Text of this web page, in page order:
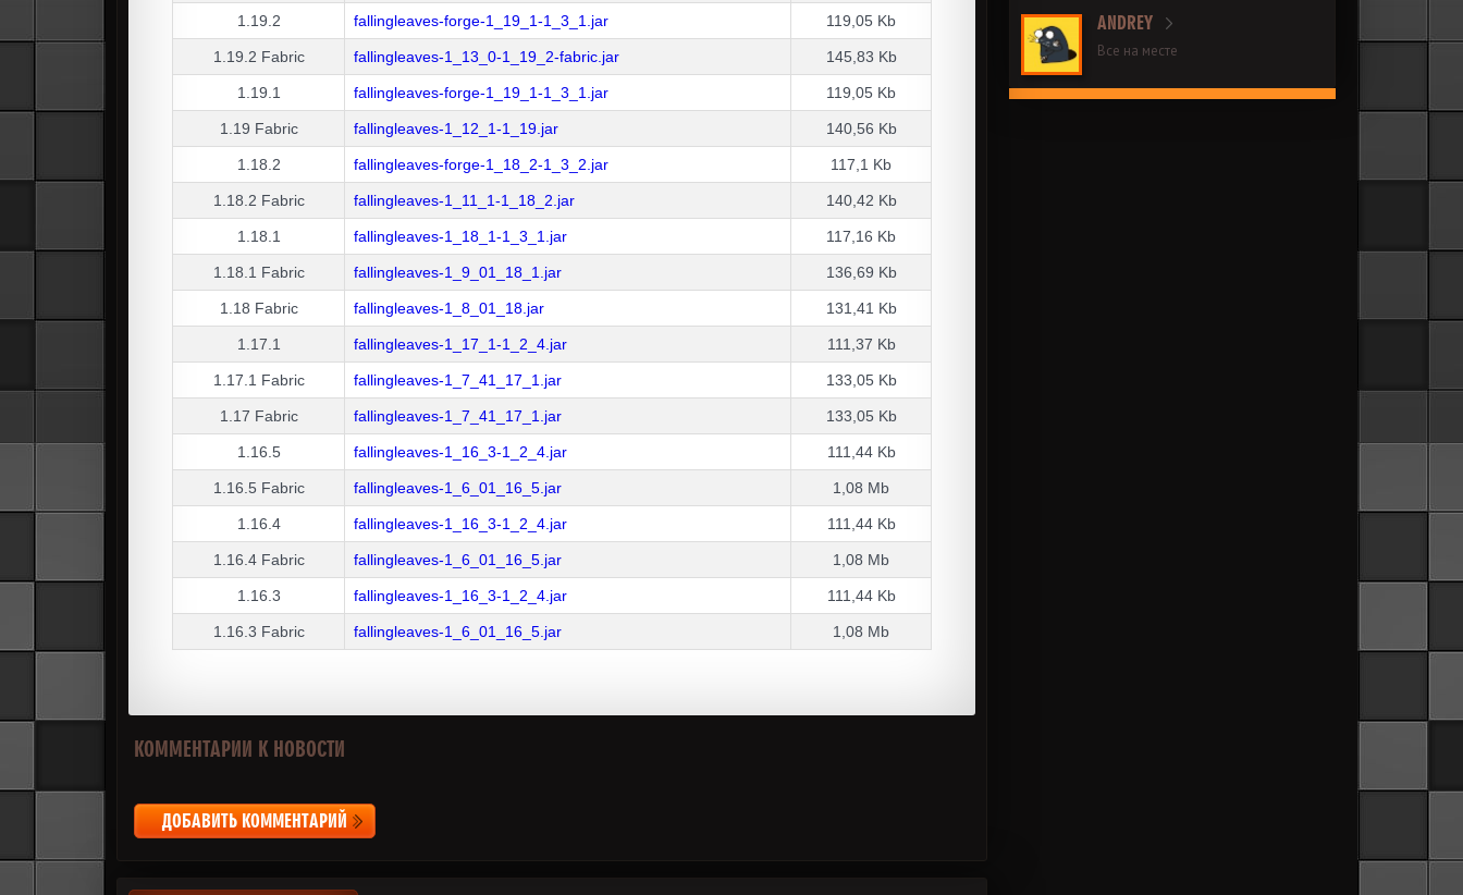
1.19.2 fallingleaves-forge-1_19_1-1_3_1.jar 119,05 Kb
1.19.2 Fabric fallingleaves-1_13_0-1_19_2-fabric.jar 145,83 Kb
1.19.1 fallingleaves-forge-1_19_1-1_3_1.jar 119,05 Kb
1.19 Fabric fallingleaves-1_12_1-1_19.jar 140,56 Kb
1.18.2 fallingleaves-forge-1_18_2-1_3_2.jar 117,1 Kb
1.18.2 Fabric fallingleaves-1_11_1-1_18_2.jar 140,42 Kb
1.18.1 fallingleaves-1_18_1-1_3_1.jar 117,16 Kb
1.18.1 Fabric fallingleaves-1_9_01_18_1.jar 136,69 Kb
1.18 Fabric fallingleaves-1_8_01_18.jar 131,41 Kb
1.17.1 fallingleaves-1_17_1-1_2_4.jar 111,37 Kb
1.17.1 Fabric fallingleaves-1_7_41_17_1.jar 133,05 Kb
1.17 Fabric fallingleaves-1_7_41_17_1.jar 133,05 Kb
1.16.5 fallingleaves-1_16_3-1_2_4.jar 111,44 Kb
1.16.5 Fabric fallingleaves-1_6_01_16_5.jar 1,08 Mb
1.16.4 fallingleaves-1_16_3-1_2_4.jar 111,44 Kb
1.16.4 Fabric fallingleaves-1_6_01_16_5.jar 1,08 Mb
1.16.3 fallingleaves-1_16_3-1_2_4.jar 111,44 Kb
1.16.3 Fabric fallingleaves-1_6_01_16_5.jar 1,08 Mb
КОММЕНТАРИИ К НОВОСТИ
ДОБАВИТЬ КОММЕНТАРИЙ
ANDREY
Все на месте